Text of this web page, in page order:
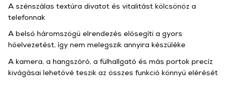
A szénszálas textúra divatot és vitalitást kölcsönöz a
telefonnak
A belső háromszögű elrendezés elősegíti a gyors
hőelvezetést, így nem melegszik annyira készüléke
A kamera, a hangszóró, a fülhallgató és más portok precíz
kivágásai lehetővé teszik az összes funkció könnyű elérését